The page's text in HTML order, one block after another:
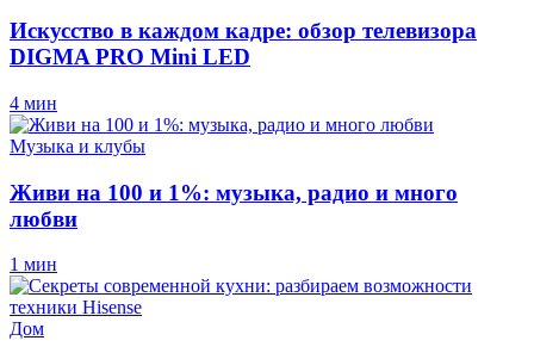
Искусство в каждом кадре: обзор телевизора
DIGMA PRO Mini LED
4 мин
Музыка и клубы
Живи на 100 и 1%: музыка, радио и много
любви
1 мин
Дом